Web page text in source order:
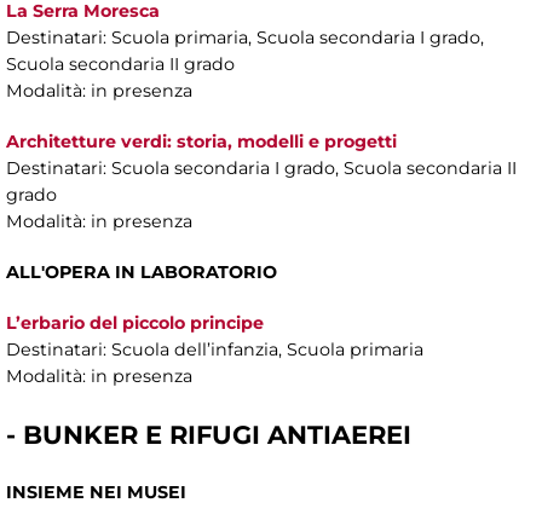
La Serra Moresca
Destinatari: Scuola primaria, Scuola secondaria I grado,
Scuola secondaria II grado
Modalità: in presenza
Architetture verdi: storia, modelli e progetti
Destinatari: Scuola secondaria I grado, Scuola secondaria II
grado
Modalità: in presenza
ALL'OPERA IN LABORATORIO
L’erbario del piccolo principe
Destinatari: Scuola dell’infanzia, Scuola primaria
Modalità: in presenza
- BUNKER E RIFUGI ANTIAEREI
INSIEME NEI MUSEI